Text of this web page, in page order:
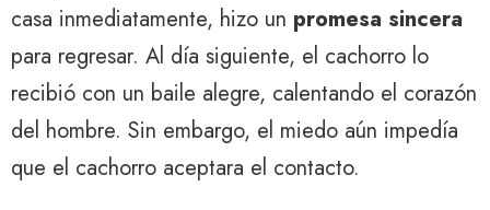
casa inmediatamente, hizo un promesa sincera
para regresar. Al día siguiente, el cachorro lo
recibió con un baile alegre, calentando el corazón
del hombre. Sin embargo, el miedo aún impedía
que el cachorro aceptara el contacto.